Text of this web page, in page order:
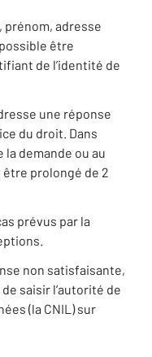
prénom, adresse
être
de l’identité de
une réponse
du droit. Dans
la demande ou au
être prolongé de 2
prévus par la
non satisfaisante,
saisir l’autorité de
(la CNIL) sur